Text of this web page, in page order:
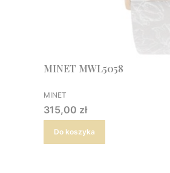
MINET MWL5058
PRODUCENT
MINET
Cena
315,00 zł
Do koszyka